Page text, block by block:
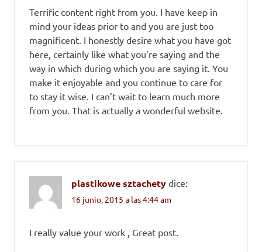
Terrific content right from you. I have keep in
mind your ideas prior to and you are just too
magnificent. I honestly desire what you have got
here, certainly like what you’re saying and the
way in which during which you are saying it. You
make it enjoyable and you continue to care for
to stay it wise. I can’t wait to learn much more
from you. That is actually a wonderful website.
plastikowe sztachety dice:
16 junio, 2015 a las 4:44 am
I really value your work , Great post.